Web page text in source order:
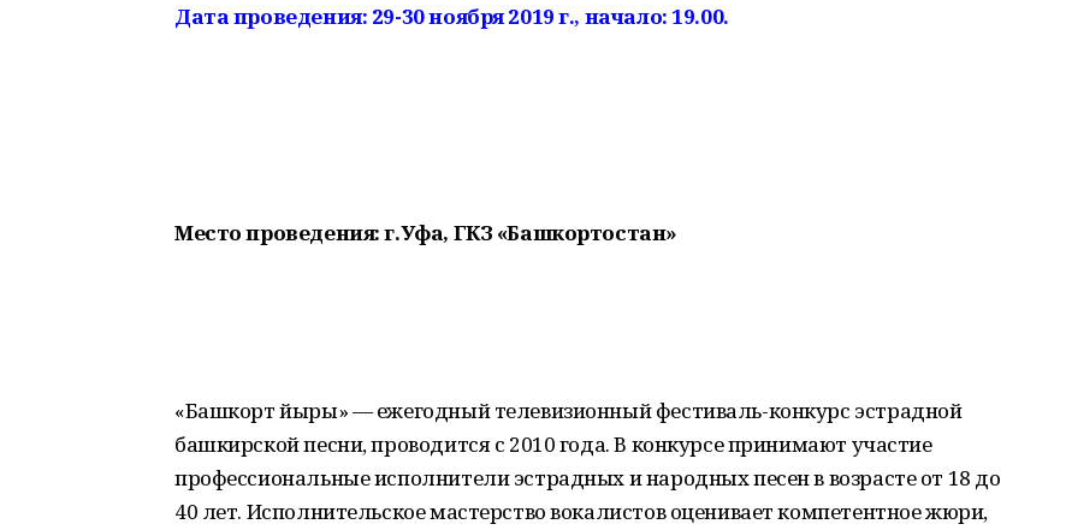
Дата проведения: 29-30 ноября 2019 г., начало: 19.00.
Место проведения: г.Уфа, ГКЗ «Башкортостан»
«Башкорт йыры» — ежегодный телевизионный фестиваль-конкурс эстрадной
башкирской песни, проводится с 2010 года. В конкурсе принимают участие
профессиональные исполнители эстрадных и народных песен в возрасте от 18 до
40 лет. Исполнительское мастерство вокалистов оценивает компетентное жюри,